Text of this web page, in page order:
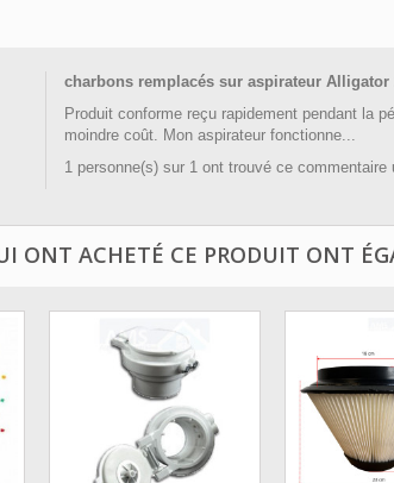
charbons remplacés sur aspirateur Alligator
Produit conforme reçu rapidement pendant la
moindre coût. Mon aspirateur fonctionne...
1 personne(s) sur 1 ont trouvé ce commentaire
ONT ACHETÉ CE PRODUIT ONT